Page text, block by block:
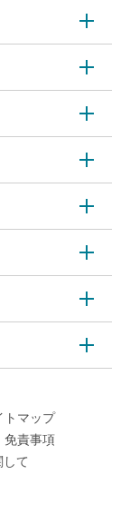
トマップ
免責事項
て